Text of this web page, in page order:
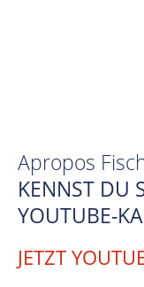
Apropos
KENNST DU
YOUTUBE-
JETZT